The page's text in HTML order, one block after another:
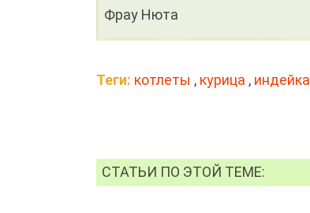
Фрау Нюта
Теги: котлеты , курица , индейка
СТАТЬИ ПО ЭТОЙ ТЕМЕ: